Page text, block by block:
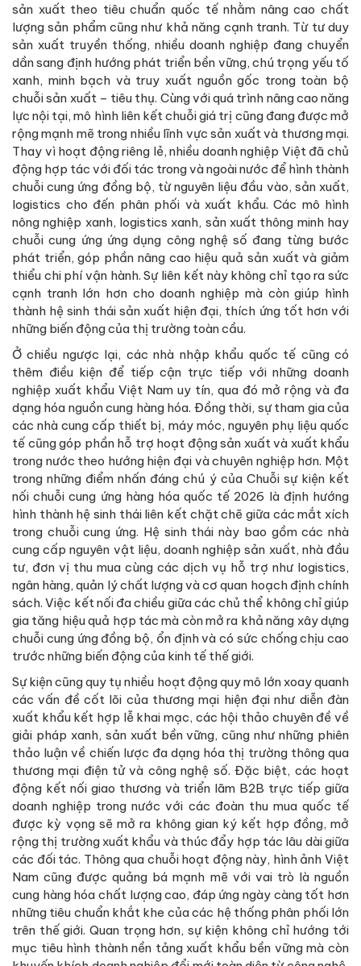
sản xuất theo tiêu chuẩn quốc tế nhằm nâng cao chất
lượng sản phẩm cũng như khả năng cạnh tranh. Từ tư duy
sản xuất truyền thống, nhiều doanh nghiệp đang chuyển
dần sang định hướng phát triển bền vững, chú trọng yếu tố
xanh, minh bạch và truy xuất nguồn gốc trong toàn bộ
chuỗi sản xuất – tiêu thụ. Cùng với quá trình nâng cao năng
lực nội tại, mô hình liên kết chuỗi giá trị cũng đang được mở
rộng mạnh mẽ trong nhiều lĩnh vực sản xuất và thương mại.
Thay vì hoạt động riêng lẻ, nhiều doanh nghiệp Việt đã chủ
động hợp tác với đối tác trong và ngoài nước để hình thành
chuỗi cung ứng đồng bộ, từ nguyên liệu đầu vào, sản xuất,
logistics cho đến phân phối và xuất khẩu. Các mô hình
nông nghiệp xanh, logistics xanh, sản xuất thông minh hay
chuỗi cung ứng ứng dụng công nghệ số đang từng bước
phát triển, góp phần nâng cao hiệu quả sản xuất và giảm
thiểu chi phí vận hành. Sự liên kết này không chỉ tạo ra sức
cạnh tranh lớn hơn cho doanh nghiệp mà còn giúp hình
thành hệ sinh thái sản xuất hiện đại, thích ứng tốt hơn với
những biến động của thị trường toàn cầu.
Ở chiều ngược lại, các nhà nhập khẩu quốc tế cũng có
thêm điều kiện để tiếp cận trực tiếp với những doanh
nghiệp xuất khẩu Việt Nam uy tín, qua đó mở rộng và đa
dạng hóa nguồn cung hàng hóa. Đồng thời, sự tham gia của
các nhà cung cấp thiết bị, máy móc, nguyên phụ liệu quốc
tế cũng góp phần hỗ trợ hoạt động sản xuất và xuất khẩu
trong nước theo hướng hiện đại và chuyên nghiệp hơn. Một
trong những điểm nhấn đáng chú ý của Chuỗi sự kiện kết
nối chuỗi cung ứng hàng hóa quốc tế 2026 là định hướng
hình thành hệ sinh thái liên kết chặt chẽ giữa các mắt xích
trong chuỗi cung ứng. Hệ sinh thái này bao gồm các nhà
cung cấp nguyên vật liệu, doanh nghiệp sản xuất, nhà đầu
tư, đơn vị thu mua cùng các dịch vụ hỗ trợ như logistics,
ngân hàng, quản lý chất lượng và cơ quan hoạch định chính
sách. Việc kết nối đa chiều giữa các chủ thể không chỉ giúp
gia tăng hiệu quả hợp tác mà còn mở ra khả năng xây dựng
chuỗi cung ứng đồng bộ, ổn định và có sức chống chịu cao
trước những biến động của kinh tế thế giới.
Sự kiện cũng quy tụ nhiều hoạt động quy mô lớn xoay quanh
các vấn đề cốt lõi của thương mại hiện đại như diễn đàn
xuất khẩu kết hợp lễ khai mạc, các hội thảo chuyên đề về
giải pháp xanh, sản xuất bền vững, cũng như những phiên
thảo luận về chiến lược đa dạng hóa thị trường thông qua
thương mại điện tử và công nghệ số. Đặc biệt, các hoạt
động kết nối giao thương và triển lãm B2B trực tiếp giữa
doanh nghiệp trong nước với các đoàn thu mua quốc tế
được kỳ vọng sẽ mở ra không gian ký kết hợp đồng, mở
rộng thị trường xuất khẩu và thúc đẩy hợp tác lâu dài giữa
các đối tác. Thông qua chuỗi hoạt động này, hình ảnh Việt
Nam cũng được quảng bá mạnh mẽ với vai trò là nguồn
cung hàng hóa chất lượng cao, đáp ứng ngày càng tốt hơn
những tiêu chuẩn khắt khe của các hệ thống phân phối lớn
trên thế giới. Quan trọng hơn, sự kiện không chỉ hướng tới
mục tiêu hình thành nền tảng xuất khẩu bền vững mà còn